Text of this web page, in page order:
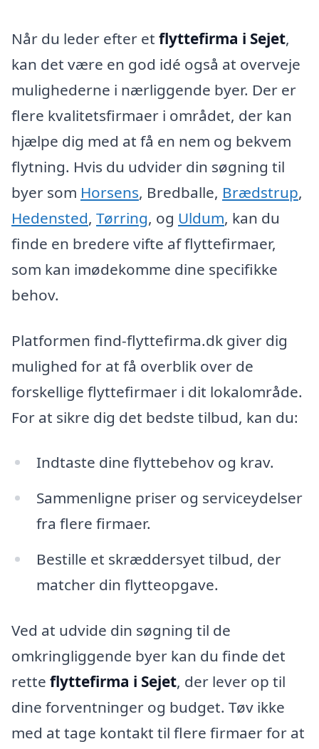
Når du leder efter et flyttefirma i Sejet,
kan det være en god idé også at overveje
mulighederne i nærliggende byer. Der er
flere kvalitetsfirmaer i området, der kan
hjælpe dig med at få en nem og bekvem
flytning. Hvis du udvider din søgning til
byer som Horsens, Bredballe, Brædstrup,
Hedensted, Tørring, og Uldum, kan du
finde en bredere vifte af flyttefirmaer,
som kan imødekomme dine specifikke
behov.
Platformen find-flyttefirma.dk giver dig
mulighed for at få overblik over de
forskellige flyttefirmaer i dit lokalområde.
For at sikre dig det bedste tilbud, kan du:
Indtaste dine flyttebehov og krav.
Sammenligne priser og serviceydelser
fra flere firmaer.
Bestille et skræddersyet tilbud, der
matcher din flytteopgave.
Ved at udvide din søgning til de
omkringliggende byer kan du finde det
rette flyttefirma i Sejet, der lever op til
dine forventninger og budget. Tøv ikke
med at tage kontakt til flere firmaer for at